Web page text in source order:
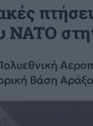
NATO
Βάση